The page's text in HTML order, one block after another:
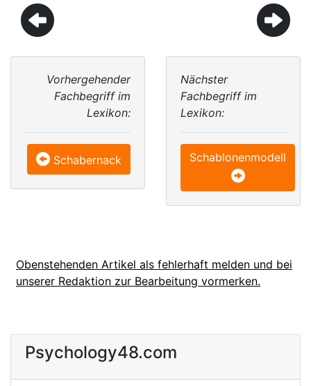
Vorhergehender
Fachbegriff im
Lexikon:
Schabernack
Nächster
Fachbegriff im
Lexikon:
Schablonenmodell
Obenstehenden Artikel als fehlerhaft melden und bei
unserer Redaktion zur Bearbeitung vormerken.
Psychology48.com